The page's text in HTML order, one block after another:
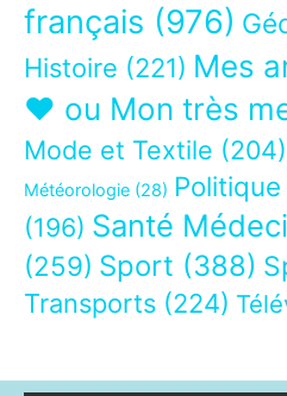
français (976)
Histoire (221) Mes
❤ ou Mon très
Mode et Textile (204)
Météorologie (28) Politique
(196) Santé
(259) Sport (388)
Transports (224)